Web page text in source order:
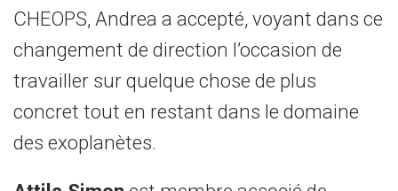
CHEOPS, Andrea a accepté, voyant dans ce
changement de direction l’occasion de
travailler sur quelque chose de plus
concret tout en restant dans le domaine
des exoplanètes.